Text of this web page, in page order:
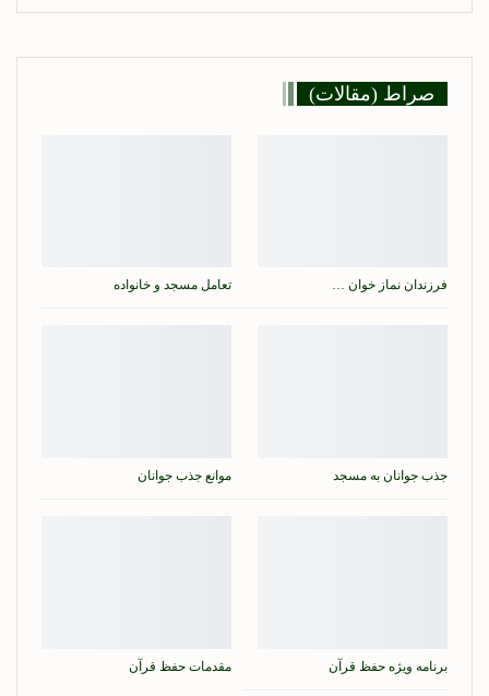
صراط (مقالات)
فرزندان نماز خوان … تعامل مسجد و خانواده
جذب جوانان به مسجد موانع جذب جوانان
برنامه ویژه حفظ قرآن مقدمات حفظ قرآن